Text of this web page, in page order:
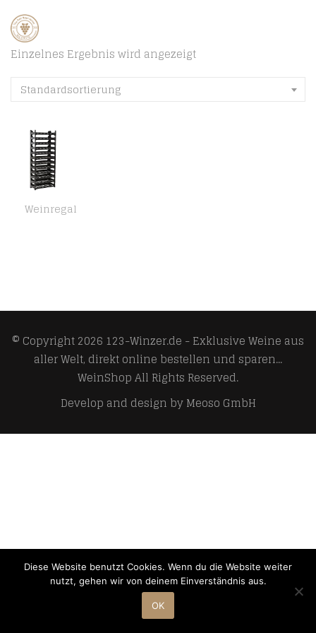
Einzelnes Ergebnis wird angezeigt
Standardsortierung
Weinregal
© Copyright 2026 123-Winzer.de - Exklusive Weine aus
aller Welt, direkt online bestellen und sparen...
WeinShopAll Rights Reserved.
Develop and design byMeoso GmbH
Diese Website benutzt Cookies. Wenn du die Website weiter
nutzt, gehen wir von deinem Einverständnis aus.
OK